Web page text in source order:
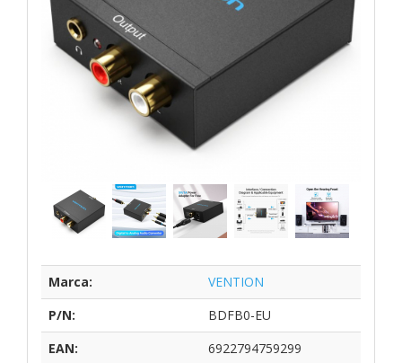
Marca:
VENTION
P/N:
BDFB0-EU
EAN:
6922794759299